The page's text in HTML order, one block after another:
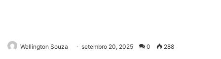
Wellington Souza setembro 20, 2025 0 288